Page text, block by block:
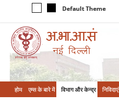
Default Theme
होम एम्‍स के बारे में विभाग और केन्‍द्र निविदाएं